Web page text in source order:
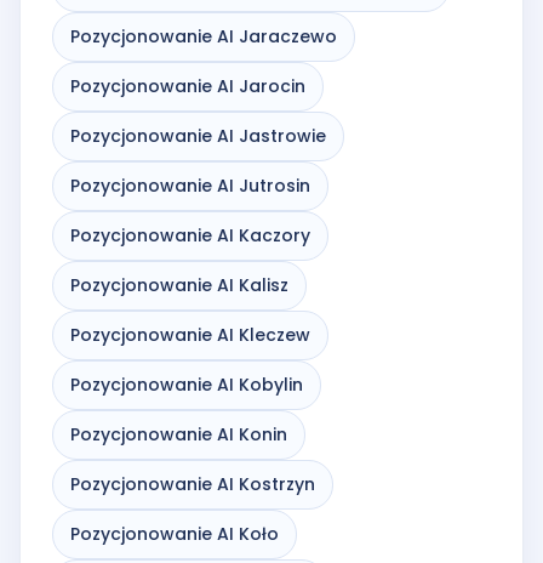
Pozycjonowanie AI Jaraczewo
Pozycjonowanie AI Jarocin
Pozycjonowanie AI Jastrowie
Pozycjonowanie AI Jutrosin
Pozycjonowanie AI Kaczory
Pozycjonowanie AI Kalisz
Pozycjonowanie AI Kleczew
Pozycjonowanie AI Kobylin
Pozycjonowanie AI Konin
Pozycjonowanie AI Kostrzyn
Pozycjonowanie AI Koło